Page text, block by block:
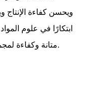
ويحسن كفاءة الإنتاج
ابتكارًا في علوم
متانة وكفاءة لمجموعة متنوعة من التطبيقات الصناعية.